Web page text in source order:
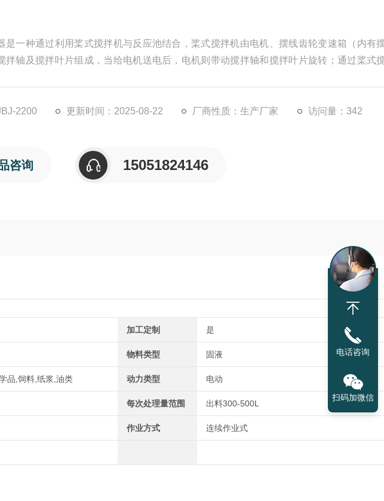
是一种通过利用桨式搅拌机与反应池结合，桨式搅拌机由电机、摆线齿轮变速箱（内有
拌轴及搅拌叶片组成，当给电机送电后，电机则带动搅拌轴和搅拌叶片旋转；通过桨式
2200
更新时间：2025-08-22 厂商性质：生产厂家 访问量：342
咨询 15051824146
加工定制 是
物料类型 固液
品,饲料,纸浆,油类 动力类型 电动
每次处理量范围 出料300-500L
作业方式 连续作业式
电话咨询
扫码加微信